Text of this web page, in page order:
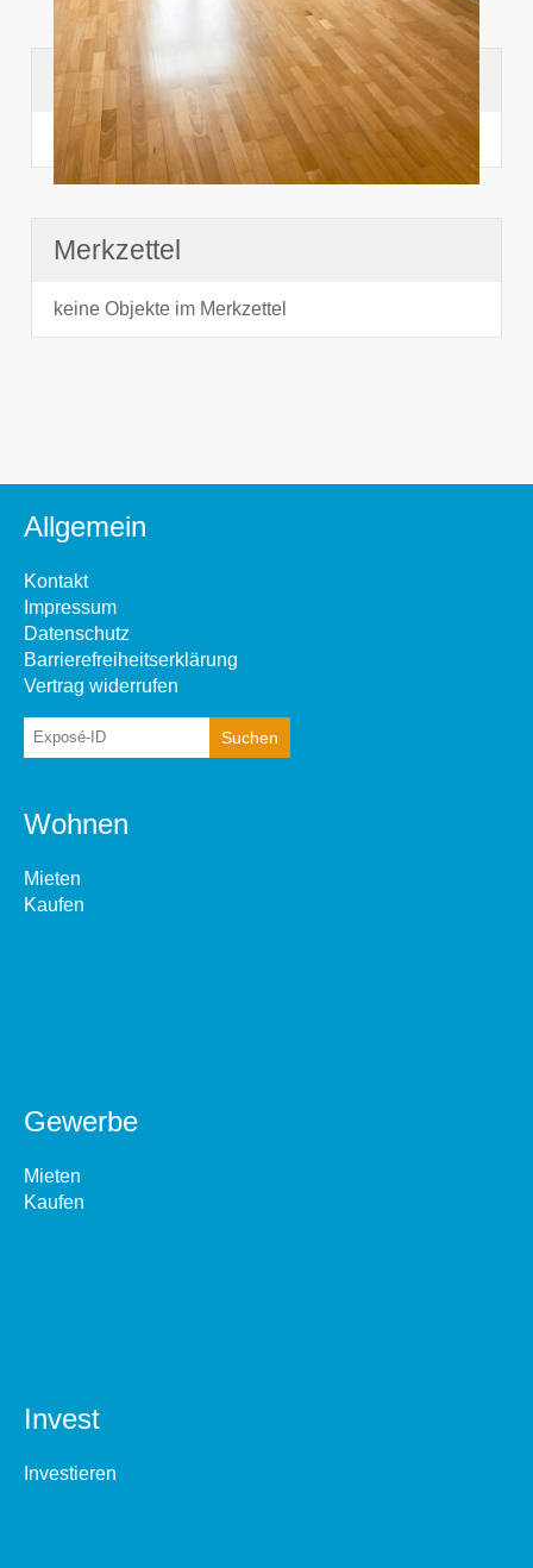
Suchhistorie
noch nichts angesehen
Merkzettel
keine Objekte im Merkzettel
Allgemein
Kontakt
Impressum
Datenschutz
Barrierefreiheitserklärung
Vertrag widerrufen
Wohnen
Mieten
Kaufen
Gewerbe
Mieten
Kaufen
Invest
Investieren